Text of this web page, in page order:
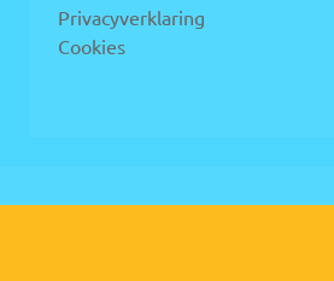
Privacyverklaring
Cookies